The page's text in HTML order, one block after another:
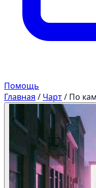
Помощь
Главная / Чарт/ По